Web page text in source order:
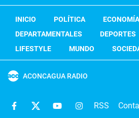
INICIO POLÍTICA ECONOMÍA
DEPARTAMENTALES
DEPORTES
LIFESTYLE
MUNDO
ACONCAGUA RADIO
RSS